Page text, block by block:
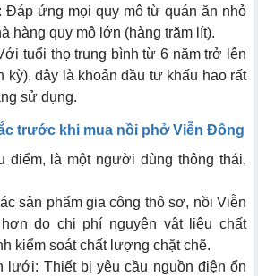
Đáp ứng mọi quy mô từ quán ăn nhỏ
hàng quy mô lớn (hàng trăm lít).
tuổi thọ trung bình từ 6 năm trở lên
kỳ), đây là khoản đầu tư khấu hao rất
sử dụng.
trước khi mua nồi phở Viễn Đông
điểm, là một người dùng thông thái,
sản phẩm gia công thô sơ, nồi Viễn
do chi phí nguyên vật liệu chất
kiểm soát chất lượng chặt chẽ.
lưới: Thiết bị yêu cầu nguồn điện ổn